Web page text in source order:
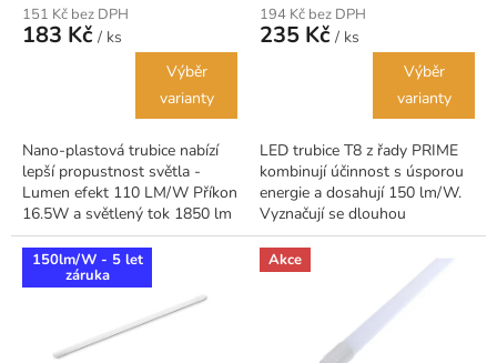
151 Kč bez DPH
183 Kč / ks
Výběr
varianty
Nano-plastová trubice nabízí
lepší propustnost světla -
Lumen efekt 110 LM/W Příkon
16.5W a světlený tok 1850 lm
prémiové LED trubice nahradí
50W staré trubice - žádné
blikání,...
194 Kč bez DPH
235 Kč / ks
Výběr
varianty
LED trubice T8 z řady PRIME
kombinují účinnost s úsporou
energie a dosahují 150 lm/W.
Vyznačují se dlouhou
životností, což znamená, že
slouží roky bez nutnosti časté
výměny....
150lm/W - 5 let
záruka
Akce